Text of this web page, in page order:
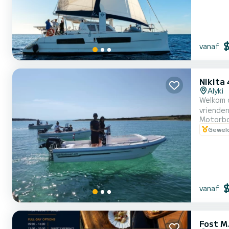
vanaf
Nikita
Alyki
Welkom op onze boot
op
vanaf
Fost